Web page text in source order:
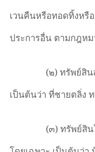
เวนคืนหรือทอดทิ้งหรื
ประการอื่น ตามกฎห
(๒) ทรัพย์สิน
เป็นต้นว่า ที่ชายตลิ่ง
(๓) ทรัพย์สิ